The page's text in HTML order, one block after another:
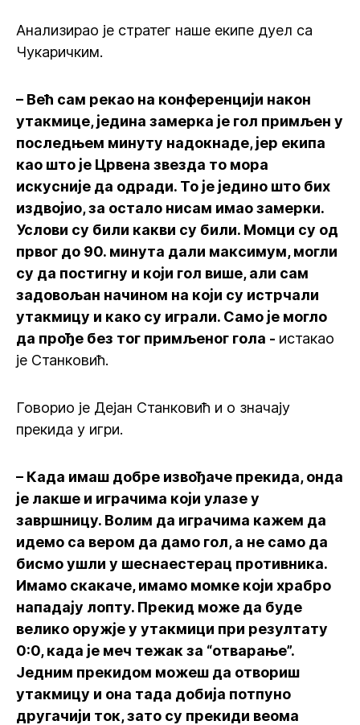
Анализирао је стратег наше екипе дуел са
Чукаричким.
– Већ сам рекао на конференцији након
утакмице, једина замерка је гол примљен у
последњем минуту надокнаде, јер екипа
као што је Црвена звезда то мора
искусније да одради. То је једино што бих
издвојио, за остало нисам имао замерки.
Услови су били какви су били. Момци су од
првог до 90. минута дали максимум, могли
су да постигну и који гол више, али сам
задовољан начином на који су истрчали
утакмицу и како су играли. Само је могло
да прође без тог примљеног гола - истакао
је Станковић.
Говорио је Дејан Станковић и о значају
прекида у игри.
– Када имаш добре извођаче прекида, онда
је лакше и играчима који улазе у
завршницу. Волим да играчима кажем да
идемо са вером да дамо гол, а не само да
бисмо ушли у шеснаестерац противника.
Имамо скакаче, имамо момке који храбро
нападају лопту. Прекид може да буде
велико оружје у утакмици при резултату
0:0, када је меч тежак за “отварање”.
Једним прекидом можеш да отвориш
утакмицу и она тада добија потпуно
другачији ток, зато су прекиди веома